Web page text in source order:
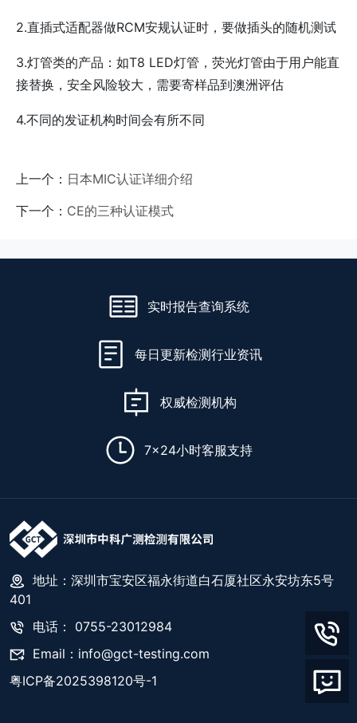
2.直插式适配器做RCM安规认证时，要做插头的随机测试
3.灯管类的产品：如T8 LED灯管，荧光灯管由于用户能直
接替换，安全风险较大，需要寄样品到澳洲评估
4.不同的发证机构时间会有所不同
上一个： 日本MIC认证详细介绍
下一个： CE的三种认证模式
实时报告查询系统
每日更新检测行业资讯
权威检测机构
7x24小时客服支持
地址：深圳市宝安区福永街道白石厦社区永安坊东5号
401
电话： 0755-23012984
Email：info@gct-testing.com
粤ICP备2025398120号-1